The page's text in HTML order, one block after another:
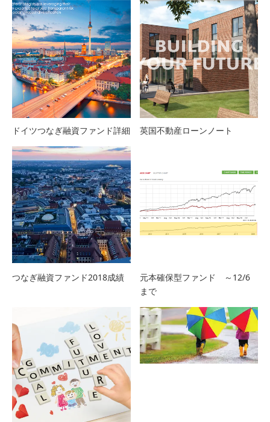
ドイツつなぎ融資ファンド詳細 英国不動産ローンノート
つなぎ融資ファンド2018成績
元本確保型ファンド ～12/6
まで